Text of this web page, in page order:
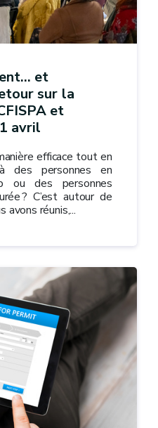
et
sur la
et
avril
efficace tout en
des personnes en
ou des personnes
? C’est autour de
réunis,...